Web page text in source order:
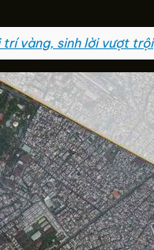
vàng, sinh lời vượt trội